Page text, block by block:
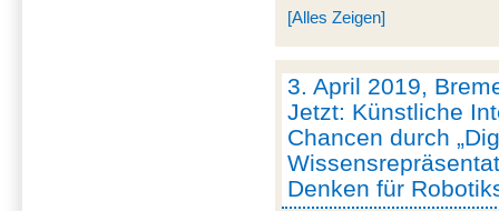
[Alles Zeigen]
3. April 2019,
Jetzt: Künstliche
Chancen durch
Denken für